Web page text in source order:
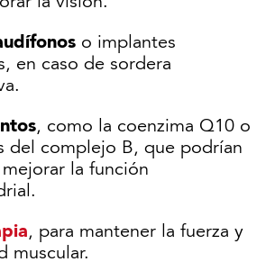
o implantes
en caso de sordera
, como la coenzima Q10 o
del complejo B, que podrían
la función
, para mantener la fuerza y
muscular.